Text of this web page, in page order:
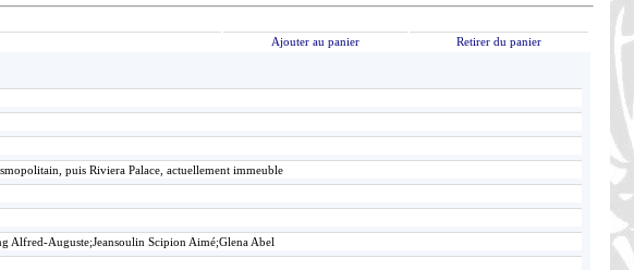
Ajouter au panier Retirer du panier
puis Riviera Palace, actuellement immeuble
Alfred-Auguste;Jeansoulin Scipion Aimé;Glena Abel